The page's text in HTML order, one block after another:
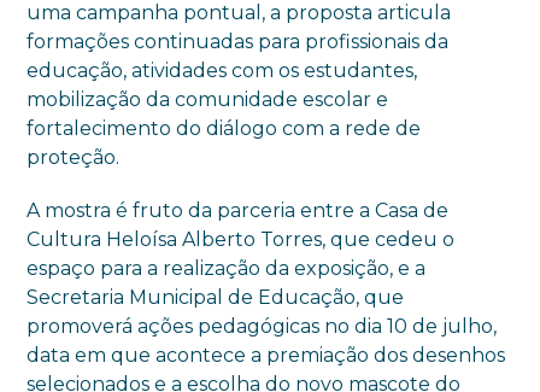
uma campanha pontual, a proposta articula
formações continuadas para profissionais da
educação, atividades com os estudantes,
mobilização da comunidade escolar e
fortalecimento do diálogo com a rede de
proteção.
A mostra é fruto da parceria entre a Casa de
Cultura Heloísa Alberto Torres, que cedeu o
espaço para a realização da exposição, e a
Secretaria Municipal de Educação, que
promoverá ações pedagógicas no dia 10 de julho,
data em que acontece a premiação dos desenhos
selecionados e a escolha do novo mascote do